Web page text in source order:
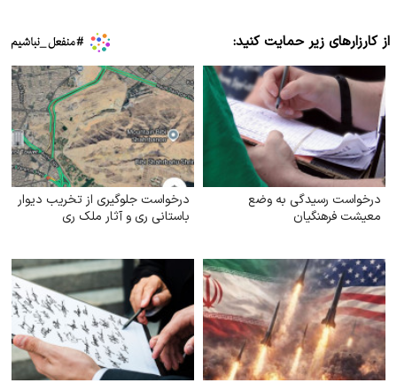
از کارزارهای زیر حمایت کنید:
درخواست رسیدگی به وضع
معیشت فرهنگیان
درخواست جلوگیری از تخریب دیوار
باستانی ری و آثار ملک ری